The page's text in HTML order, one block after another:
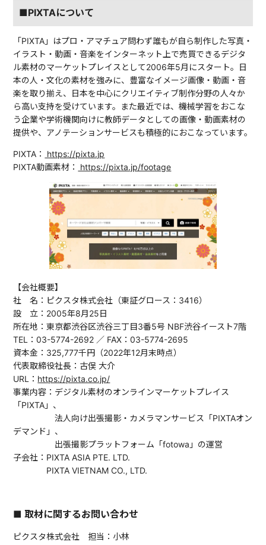
■PIXTAについて
「PIXTA」はプロ・アマチュア問わず誰もが自ら制作した写真・
イラスト・動画・音楽をインターネット上で売買できるデジタ
ル素材のマーケットプレイスとして2006年5月にスタート。日
本の人・文化の素材を強みに、豊富なイメージ画像・動画・音
楽を取り揃え、日本を中心にクリエイティブ制作分野の人々か
ら高い支持を受けています。また最近では、機械学習をおこな
う企業や学術機関向けに教師データとしての画像・動画素材の
提供や、アノテーションサービスも積極的におこなっています。
PIXTA：
https://pixta.jp
PIXTA動画素材：
https://pixta.jp/footage
【会社概要】
社 名：ピクスタ株式会社（東証グロース：3416）
設 立：2005年8月25日
所在地：東京都渋谷区渋谷三丁目3番5号 NBF渋谷イースト7階
TEL：03-5774-2692 ／ FAX：03-5774-2695
資本金：325,777千円（2022年12月末時点）
代表取締役社長：古俣 大介
URL： https://pixta.co.jp/
事業内容：デジタル素材のオンラインマーケットプレイス
「PIXTA」、
法人向け出張撮影・カメラマンサービス「PIXTAオン
デマンド」、
出張撮影プラットフォーム「fotowa」の運営
子会社：PIXTA ASIA PTE. LTD.
PIXTA VIETNAM CO., LTD.
■ 取材に関するお問い合わせ
ピクスタ株式会社 担当：小林